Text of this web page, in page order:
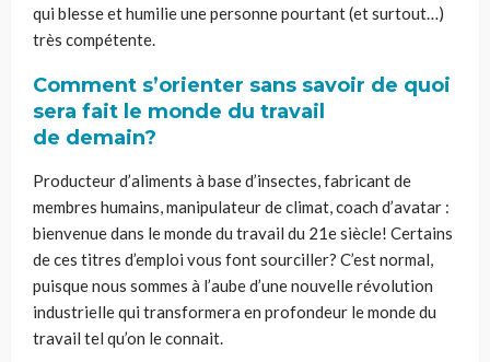
qui blesse et humilie une personne pourtant (et surtout…)
très compétente.
Comment s’orienter sans savoir de quoi
sera fait le monde du travail
de demain?
Producteur d’aliments à base d’insectes, fabricant de
membres humains, manipulateur de climat, coach d’avatar :
bienvenue dans le monde du travail du 21e siècle! Certains
de ces titres d’emploi vous font sourciller? C’est normal,
puisque nous sommes à l’aube d’une nouvelle révolution
industrielle qui transformera en profondeur le monde du
travail tel qu’on le connait.